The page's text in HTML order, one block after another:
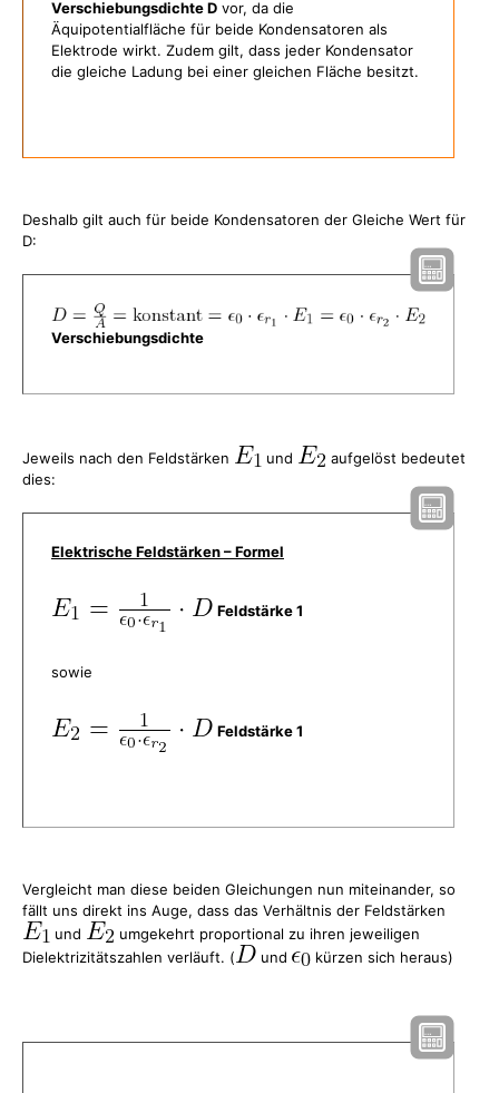
Verschiebungsdichte D vor, da die
Äquipotentialfläche für beide Kondensatoren als
Elektrode wirkt. Zudem gilt, dass jeder Kondensator
die gleiche Ladung bei einer gleichen Fläche besitzt.
Deshalb gilt auch für beide Kondensatoren der Gleiche Wert für
D:
Verschiebungsdichte
Jeweils nach den Feldstärken und
aufgelöst bedeutet
dies:
Elektrische Feldstärken – Formel
Feldstärke 1
sowie
Feldstärke 1
Vergleicht man diese beiden Gleichungen nun miteinander, so
fällt uns direkt ins Auge, dass das Verhältnis der Feldstärken
und
umgekehrt proportional zu ihren jeweiligen
Dielektrizitätszahlen verläuft. (
und kürzen sich heraus)